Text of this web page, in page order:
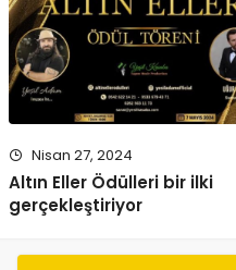
Nisan 27, 2024
Altın Eller Ödülleri bir ilki
gerçekleştiriyor